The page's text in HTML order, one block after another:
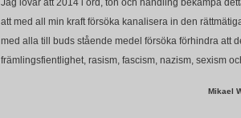
Jag lovar att 2014 i ord, ton och handling bekämpa
att med all min kraft försöka kanalisera in den
med alla till buds stående medel försöka förhindra att
främlingsfientlighet, rasism, fascism, nazism, sexism
Mikael